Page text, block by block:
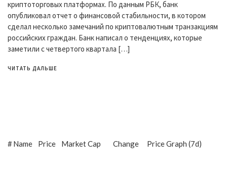
криптоторговых платформах. По данным РБК, банк
опубликовал отчет о финансовой стабильности, в котором
сделал несколько замечаний по криптовалютным транзакциям
российских граждан. Банк написал о тенденциях, которые
заметили с четвертого квартала […]
ЧИТАТЬ ДАЛЬШЕ
#Name Price Market Cap Change Price Graph (7d)